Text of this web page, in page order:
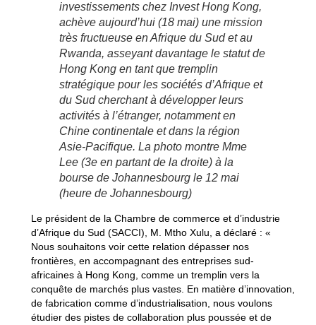
investissements chez Invest Hong Kong,
achève aujourd’hui (18 mai) une mission
très fructueuse en Afrique du Sud et au
Rwanda, asseyant davantage le statut de
Hong Kong en tant que tremplin
stratégique pour les sociétés d’Afrique et
du Sud cherchant à développer leurs
activités à l’étranger, notamment en
Chine continentale et dans la région
Asie-Pacifique. La photo montre Mme
Lee (3e en partant de la droite) à la
bourse de Johannesbourg le 12 mai
(heure de Johannesbourg)
Le président de la Chambre de commerce et d’industrie
d’Afrique du Sud (SACCI), M. Mtho Xulu, a déclaré : «
Nous souhaitons voir cette relation dépasser nos
frontières, en accompagnant des entreprises sud-
africaines à Hong Kong, comme un tremplin vers la
conquête de marchés plus vastes. En matière d’innovation,
de fabrication comme d’industrialisation, nous voulons
étudier des pistes de collaboration plus poussée et de